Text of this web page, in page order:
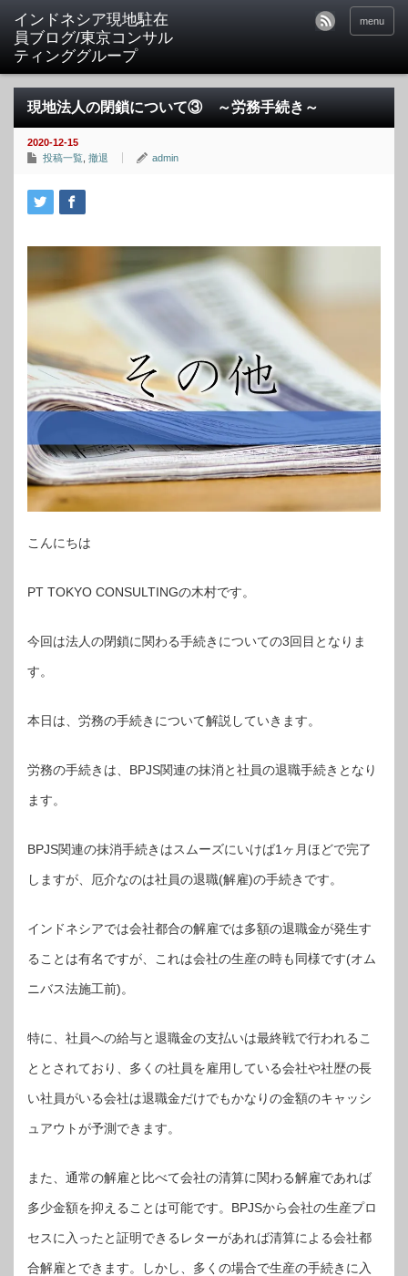
menu
現地法人の閉鎖について③ ～労務手続き～
2020-12-15
投稿一覧 撤退 admin
こんにちは
PT TOKYO CONSULTINGの木村です。
今回は法人の閉鎖に関わる手続きについての3回目となりま
す。
本日は、労務の手続きについて解説していきます。
労務の手続きは、BPJS関連の抹消と社員の退職手続きとなり
ます。
BPJS関連の抹消手続きはスムーズにいけば1ヶ月ほどで完了
しますが、厄介なのは社員の退職(解雇)の手続きです。
インドネシアでは会社都合の解雇では多額の退職金が発生す
ることは有名ですが、これは会社の生産の時も同様です(オム
ニバス法施工前)。
特に、社員への給与と退職金の支払いは最終戦で行われるこ
ととされており、多くの社員を雇用している会社や社歴の長
い社員がいる会社は退職金だけでもかなりの金額のキャッシ
ュアウトが予測できます。
また、通常の解雇と比べて会社の清算に関わる解雇であれば
多少金額を抑えることは可能です。BPJSから会社の生産プロ
セスに入ったと証明できるレターがあれば清算による会社都
合解雇とできます。しかし、多くの場合で生産の手続きに入